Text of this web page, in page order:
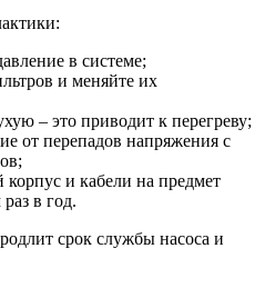
в системе;
и меняйте их
– это приводит к перегреву;
от перепадов напряжения с
и кабели на предмет
в год.
срок службы насоса и